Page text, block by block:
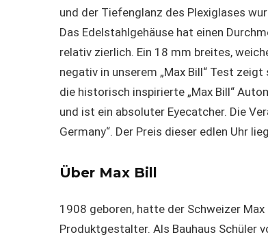
und der Tiefenglanz des Plexiglases
Das Edelstahlgehäuse hat einen
relativ zierlich. Ein 18 mm breites,
negativ in unserem „Max Bill“ Test
die historisch inspirierte „Max Bill“
und ist ein absoluter Eyecatcher. Die
Germany“. Der Preis dieser edlen Uhr
Über Max Bill
1908 geboren, hatte der Schweizer
Produktgestalter. Als Bauhaus Schüler